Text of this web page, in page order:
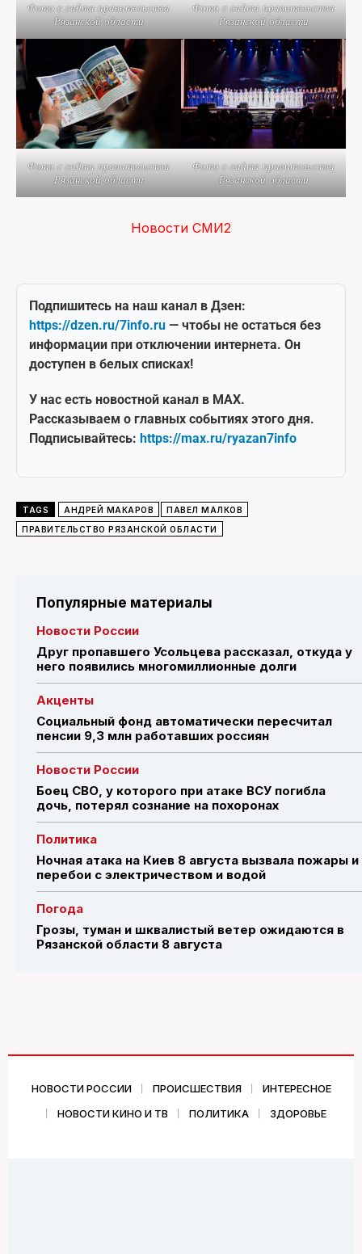
Фото с сайта правительства
Рязанской области
Фото с сайта правительства
Рязанской области
Фото с сайта правительства
Рязанской области
Фото с сайта правительства
Рязанской области
Новости СМИ2
Подпишитесь на наш канал в Дзен:
https://dzen.ru/7info.ru — чтобы не остаться без
информации при отключении интернета. Он
доступен в белых списках!
У нас есть новостной канал в MAX.
Рассказываем о главных событиях этого дня.
Подписывайтесь: https://max.ru/ryazan7info
TAGS АНДРЕЙ МАКАРОВ
ПАВЕЛ МАЛКОВ
ПРАВИТЕЛЬСТВО РЯЗАНСКОЙ ОБЛАСТИ
Популярные материалы
Новости России
Друг пропавшего Усольцева рассказал, откуда у
него появились многомиллионные долги
Акценты
Социальный фонд автоматически пересчитал
пенсии 9,3 млн работавших россиян
Новости России
Боец СВО, у которого при атаке ВСУ погибла
дочь, потерял сознание на похоронах
Политика
Ночная атака на Киев 8 августа вызвала пожары и
перебои с электричеством и водой
Погода
Грозы, туман и шквалистый ветер ожидаются в
Рязанской области 8 августа
НОВОСТИ РОССИИ ПРОИСШЕСТВИЯ
ИНТЕРЕСНОЕ
НОВОСТИ КИНО И ТВ
ПОЛИТИКА ЗДОРОВЬЕ